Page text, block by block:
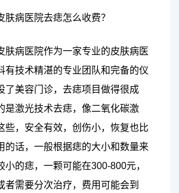
肤病医院去痣怎么收费？
肤病医院作为一家专业的皮肤病医
有技术精湛的专业团队和完备的仪
了美容门诊，去痣项目做得很成
是激光技术去痣，像二氧化碳激
些，安全有效，创伤小，恢复也比
的话，一般根据痣的大小和数量来
小的痣，一颗可能在300-800元，
者需要分次治疗，费用可能会到